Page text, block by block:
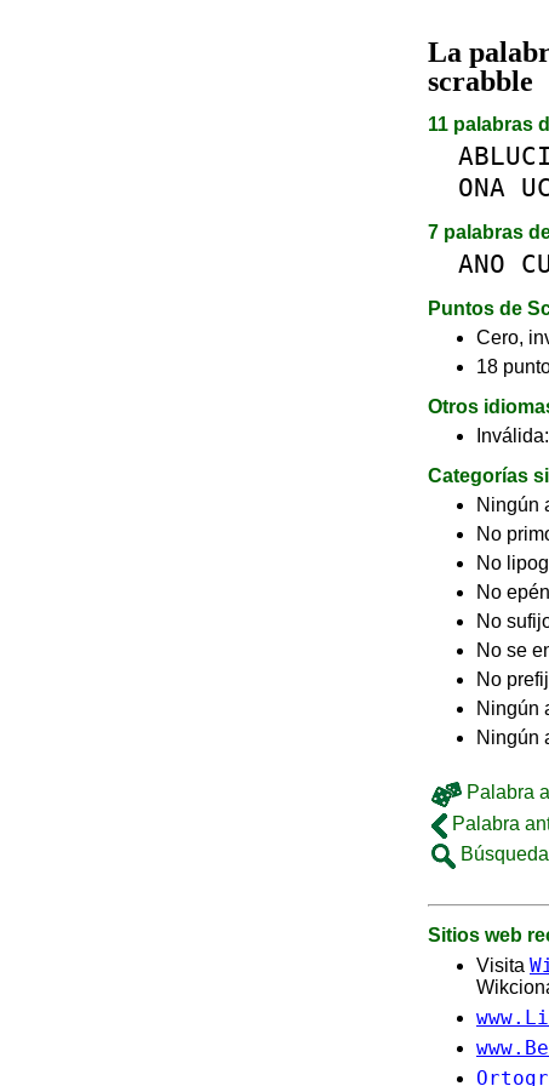
La
scrabble
11 palabras
ONA
7 palabras
ANO
Puntos de
Cero,
18
Otros
Inválida:
Categorías
Ningún
No
No
No
No
No se
No
Ningún
Ningún
Palabra
Palabra
Sitios web
Visita